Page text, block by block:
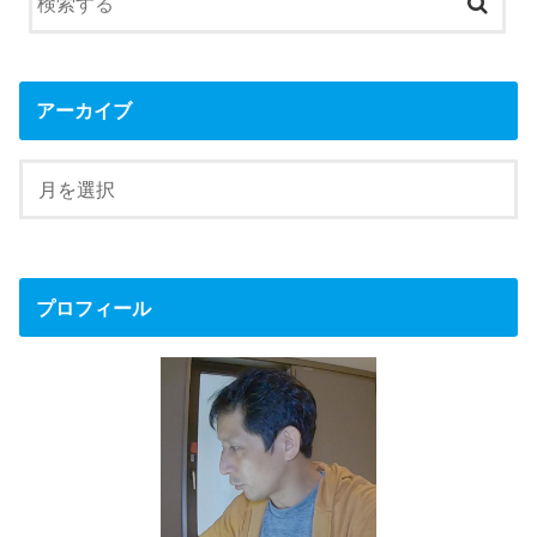
アーカイブ
プロフィール